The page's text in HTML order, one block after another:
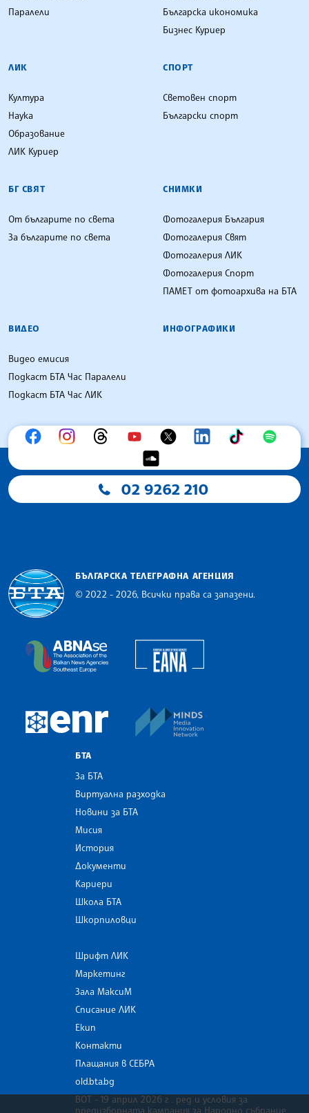
Паралели
Българска икономика
Бизнес Куриер
ЛИК
Култура
Наука
Образование
ЛИК Куриер
СПОРТ
Световен спорт
Български спорт
БГ СВЯТ
От българите по света
За българите по света
СНИМКИ
Фотогалерия България
Фотогалерия Свят
Фотогалерия ЛИК
Фотогалерия Спорт
ПАМЕТ от фотоархива на БТА
ВИДЕО
Видео емисия
Подкаст БТА Час Паралели
Подкаст БТА Час ЛИК
ИНФОГРАФИКИ
02 9262 210
БЪЛГАРСКА ТЕЛЕГРАФНА АГЕНЦИЯ
© 2022 - 2026, Всички права са запазени.
The Assocoation of the Balkan News Agencies
European Newsroom
БТА
За БТА
Виртуална разходка
Новини за БТА
Мисия
История
Документи
Кариери
Школа БТА
Шкорпиловци
Шрифт ЛИК
Маркетинг
Зала МаксиМ
Списание ЛИК
Екип
Контакти
Плащания в СЕБРА
old.bta.bg
ВОТ - 19 април 2026 г . ред и условия за
предизборната кампания за Народно събрание